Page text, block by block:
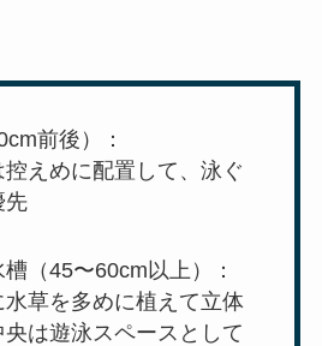
前後）：
えめに配置して、泳ぐ
先
（45〜60cm以上）：
草を多めに植えて立体
は遊泳スペースとして